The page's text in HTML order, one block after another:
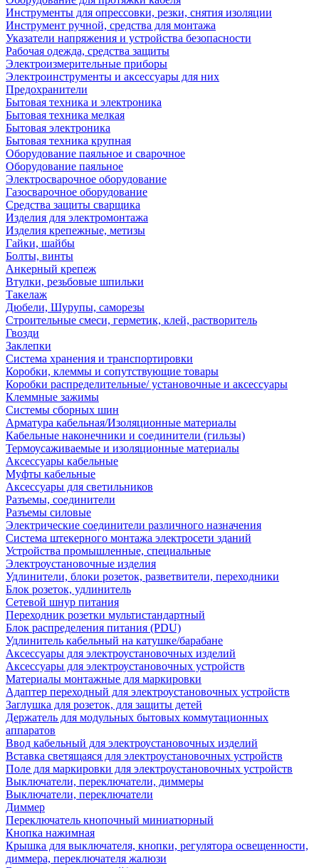
Инструменты для опрессовки, резки, снятия изоляции
Инструмент ручной, средства для монтажа
Указатели напряжения и устройства безопасности
Рабочая одежда, средства защиты
Электроизмерительные приборы
Электроинструменты и аксессуары для них
Предохранители
Бытовая техника и электроника
Бытовая техника мелкая
Бытовая электроника
Бытовая техника крупная
Оборудование паяльное и сварочное
Оборудование паяльное
Электросварочное оборудование
Газосварочное оборудование
Средства защиты сварщика
Изделия для электромонтажа
Изделия крепежные, метизы
Гайки, шайбы
Болты, винты
Анкерный крепеж
Втулки, резьбовые шпильки
Такелаж
Дюбели, Шурупы, саморезы
Строительные смеси, герметик, клей, растворитель
Гвозди
Заклепки
Система хранения и транспортировки
Коробки, клеммы и сопутствующие товары
Коробки распределительные/ установочные и аксессуары
Клеммные зажимы
Системы сборных шин
Арматура кабельная/Изоляционные материалы
Кабельные наконечники и соединители (гильзы)
Термоусаживаемые и изоляционные материалы
Аксессуары кабельные
Муфты кабельные
Аксессуары для светильников
Разъемы, соединители
Разъемы силовые
Электрические соединители различного назначения
Система штекерного монтажа электросети зданий
Устройства промышленные, специальные
Электроустановочные изделия
Удлинители, блоки розеток, разветвители, переходники
Блок розеток, удлинитель
Сетевой шнур питания
Переходник розетки мультистандартный
Блок распределения питания (PDU)
Удлинитель кабельный на катушке/барабане
Аксессуары для электроустановочных изделий
Аксессуары для электроустановочных устройств
Материалы монтажные для маркировки
Адаптер переходный для электроустановочных устройств
Заглушка для розеток, для защиты детей
Держатель для модульных бытовых коммутационных
аппаратов
Ввод кабельный для электроустановочных изделий
Вставка светящаяся для электроустановочных устройств
Поле для маркировки для электроустановочных устройств
Выключатели, переключатели, диммеры
Выключатели, переключатели
Диммер
Переключатель кнопочный миниатюрный
Кнопка нажимная
Крышка для выключателя, кнопки, регулятора освещенности,
диммера, переключателя жалюзи